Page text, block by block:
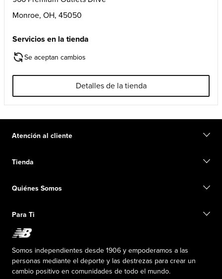
Monroe, OH, 45050
Servicios en la tienda
Se aceptan cambios
Detalles de la tienda
Atención al cliente
Iniciar una devolución
Conviértete en miembro
Tienda
Tarjetas de regalo
Exclusiones de ventas
Reconsidered
Quiénes Somos
Liderazgo responsable
Fundación New Balance
Carreras
La PISTA en New Balance
Sala de prensa
Información sobre el plan médico
Para Ti
Descuentos especiales
Programa de afiliados
Productos falsificados
Declaración de accesibilidad
Somos independientes desde 1906 y empoderamos a las
personas mediante el deporte y las destrezas para crear un
cambio positivo en comunidades de todo el mundo.